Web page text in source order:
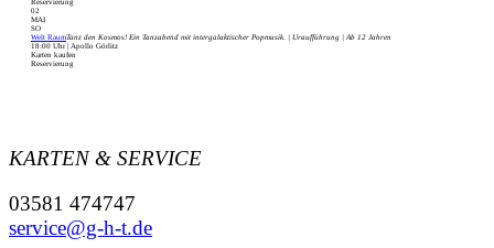
Reservierung
02
MAI
SO
Welt RaumTanz den Kosmos! Ein Tanzabend mit intergalaktischer Popmusik. | Uraufführung | Ab 12 Jahren
18:00 Uhr | Apollo Görlitz
Karten kaufen
Reservierung
KARTEN & SERVICE
03581 474747
service@g-h-t.de